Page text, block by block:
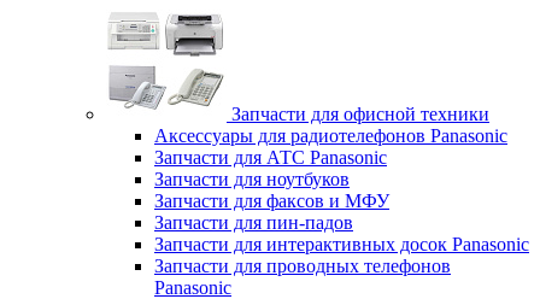
Запчасти для офисной техники
Аксессуары для радиотелефонов Panasonic
Запчасти для АТС Panasonic
Запчасти для ноутбуков
Запчасти для факсов и МФУ
Запчасти для пин-падов
Запчасти для интерактивных досок Panasonic
Запчасти для проводных телефонов
Panasonic